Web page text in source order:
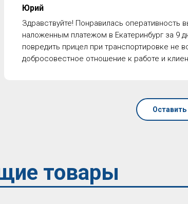
Юрий
Здравствуйте! Понравилась оперативность
наложенным платежом в Екатеринбург за 9
повредить прицел при транспортировке не
добросовестное отношение к работе и
товары